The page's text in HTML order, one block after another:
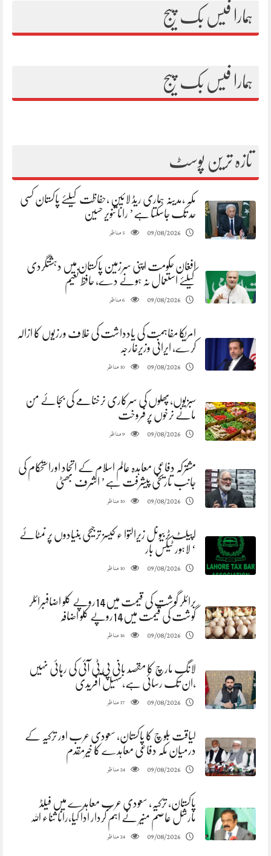
ہمارا فیس بک پیج
ہمارا فیس بک پیج
تازہ ترین پوسٹ
مکہ ،مدینہ ہماری ریڈ لائین ،حفاظت کیلئے پاکستان کسی
حد تک جاسکتا ہے’ رانا تنویر حسین
09/08/2026
5مناظر
افغان حکومت اپنی سرزمین پاکستان میں دہشتگردی
کیلئے استعمال نہ ہونے دے، حافظ نعیم
09/08/2026
6مناظر
امریکا مفاہمت کی یادداشت کی خلاف ورزیوں کا ازالہ
کرے، ایرانی وزیرخارجہ
09/08/2026
10مناظر
سبزیوں،پھلوں کی سرکاری نرخنامے کی بجائے من
مانے نرخوں پر فروخت
09/08/2026
9مناظر
مشترکہ دفاعی معاہدہ عالم اسلام کے اتحاد اوراستحکام کی
جانب تاریخی پیشرفت ہے’ اشرف بھٹی
09/08/2026
10مناظر
اپیلٹ ٹربیونل زیرالتوا ء کیسز ترجیحی بنیادوں پر نمٹائے
‘ لاہور ٹیکس بار
09/08/2026
10مناظر
برائلر گوشت کی قیمت میں14روپے کلو اضافہبرائلر
گوشت کی قیمت میں14روپے کلو اضافہ
09/08/2026
16مناظر
لانگ مارچ کا مقصد بانی پی ٹی آئی کی رہائی نہیں
،ان تک رسائی ہے،سہیل آفریدی
09/08/2026
17مناظر
لیاقت بلوچ کا پاکستان، سعودی عرب اور ترکیہ کے
درمیان مکہ دفاعی معاہدے کا خیرمقدم
09/08/2026
24مناظر
پاکستان، ترکیہ، سعودی عرب معاہدے میں فیلڈ
مارشل عاصم منیر نے اہم کردار ادا کیا،رانا ثناء اللہ
09/08/2026
24مناظر